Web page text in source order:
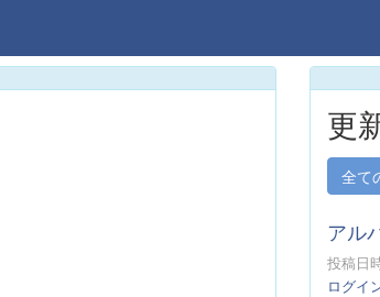
更
全て
アル
投稿日
ログイ